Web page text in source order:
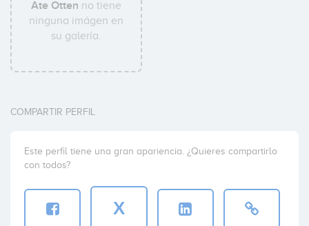
Ate Otten no tiene
ninguna imágen en
su galería.
COMPARTIR PERFIL
Este perfil tiene una gran apariencia. ¿Quieres compartirlo
con todos?
X